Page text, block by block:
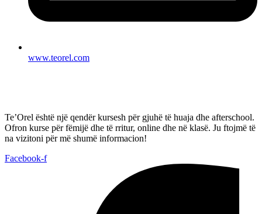
www.teorel.com
Te’Orel është një qendër kursesh për gjuhë të huaja dhe afterschool.
Ofron kurse për fëmijë dhe të rritur, online dhe në klasë. Ju ftojmë të
na vizitoni për më shumë informacion!
Facebook-f